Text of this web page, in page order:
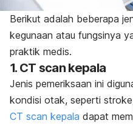
Berikut adalah beberapa
kegunaan atau fungsinya
praktik medis.
1. CT scan kepala
Jenis pemeriksaan ini
kondisi otak, seperti
CT scan kepala dapat